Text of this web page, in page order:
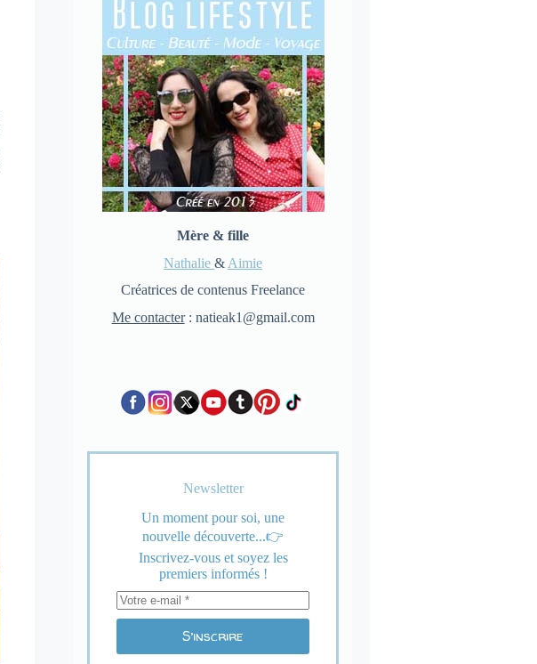
Mère & fille
Nathalie& Aimie
Créatrices de contenus Freelance
Me contacter: natieak1@gmail.com
Newsletter
Un moment pour soi, une
nouvelle découverte...👉
Inscrivez-vous et soyez les
premiers informés !
S’inscrire